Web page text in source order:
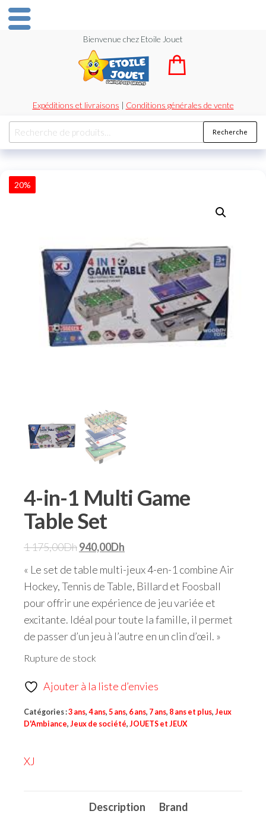
Bienvenue chez Etoile Jouet
Expéditions et livraisons | Conditions générales de vente
Recherche
20%
4-in-1 Multi Game
Table Set
1 175,00Dh940,00Dh
« Le set de table multi-jeux 4-en-1 combine Air
Hockey, Tennis de Table, Billard et Foosball
pour offrir une expérience de jeu variée et
excitante. Idéal pour toute la famille, il permet
de passer d’un jeu à l’autre en un clin d’œil. »
Rupture de stock
Ajouter à la liste d’envies
Catégories :3 ans, 4 ans, 5 ans, 6 ans, 7 ans, 8 ans et plus, Jeux
D'Ambiance, Jeux de société, JOUETS et JEUX
XJ
Description Brand